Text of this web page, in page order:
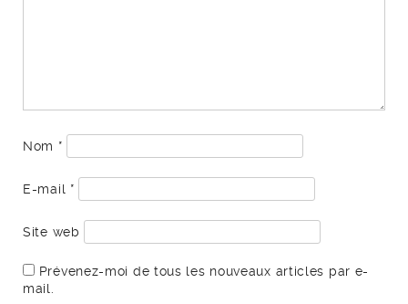
Nom *
E-mail *
Site web
Prévenez-moi de tous les nouveaux articles par e-
mail.